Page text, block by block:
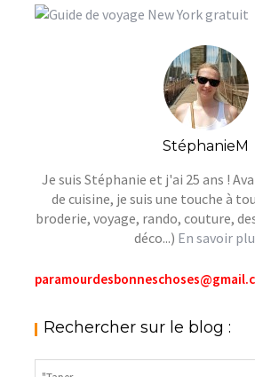
StéphanieM
Je suis Stéphanie et j'ai 25 ans !
de cuisine, je suis une touche à
broderie, voyage, rando, couture,
déco...) En savoir
Rechercher sur le blog :